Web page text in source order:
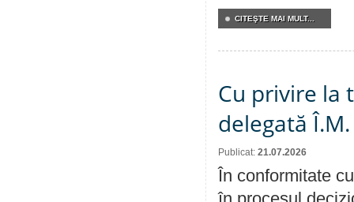
CITEŞTE MAI MULT...
Cu privire la
delegată
Publicat: 21.07.2026
În conformitate